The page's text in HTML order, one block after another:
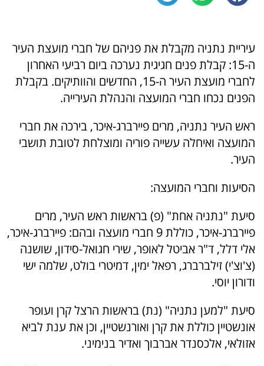
עיריית נתניה מקבלת את פניהם של חברי מועצת העיר
ה-15: קבלת פנים חגיגית נערכה ביום רביעי האחרון
לחברי מועצת העיר ה-15, החדשים והוותיקים. בקבלת
הפנים נכחו חברי המועצה והנהלת העירייה.
ראש העיר נתניה, מרים פיירברג-איכר, בירכה את חברי
המועצה ואיחלה עשייה פוריה ומוצלחת לטובת תושבי
העיר.
הסיעות וחברי המועצה:
סיעת "נתניה אחת" (פ) בראשות ראש העיר, מרים
פיירברג-איכר, כוללת 9 חברי מועצה ובהם: פיירברג-איכר,
אלי דלל, ד"ר אביטל לאופר, שירי חגואל-סידון, שושנה
(צ'וצ'י) זילברברג, רפאל ימין, דמיטרי בולט, שלמה ישי
ודורון יוסי.
סיעת "למען נתניה" (נת) בראשות הרצל קרן ועופר
אונשטיין כוללת את קרן ואורנשטיין, וכן את ענת לביא
אזולאי, אלכסנדר אברבוך ואדיר בנימיני.